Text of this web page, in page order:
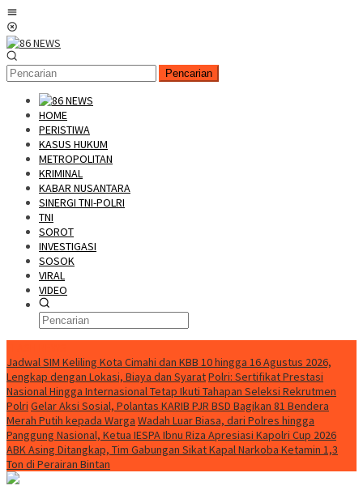
Loncat
ke
konten
Pencarian
HOME
PERISTIWA
KASUS HUKUM
METROPOLITAN
KRIMINAL
KABAR NUSANTARA
SINERGI TNI-POLRI
TNI
SOROT
INVESTIGASI
SOSOK
VIRAL
VIDEO
Jadwal SIM Keliling Kota Cimahi dan KBB 10 hingga 16 Agustus 2026,
Lengkap dengan Lokasi, Biaya dan SyaratPolri: Sertifikat Prestasi
Nasional Hingga Internasional Tetap Ikuti Tahapan Seleksi Rekrutmen
Polri Gelar Aksi Sosial, Polantas KARIB PJR BSD Bagikan 81 Bendera
Merah Putih kepada Warga Wadah Luar Biasa, dari Polres hingga
Panggung Nasional, Ketua IESPA Ibnu Riza Apresiasi Kapolri Cup 2026
ABK Asing Ditangkap, Tim Gabungan Sikat Kapal Narkoba Ketamin 1,3
Ton di Perairan Bintan